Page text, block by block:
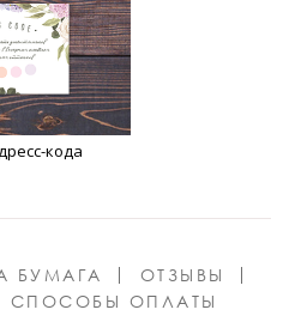
кода
БУМАГА
ОТЗЫВЫ
СПОСОБЫ ОПЛАТЫ